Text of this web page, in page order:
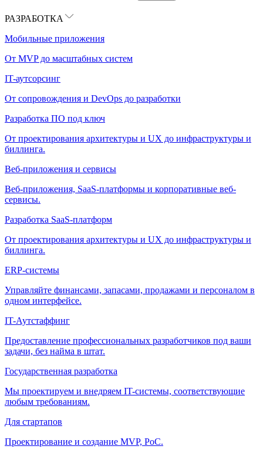
РАЗРАБОТКА
Мобильные приложения
От MVP до масштабных систем
IT-аутсорсинг
От сопровождения и DevOps до разработки
Разработка ПО под ключ
От проектирования архитектуры и UX до инфраструктуры и
биллинга.
Веб-приложения и сервисы
Веб-приложения, SaaS-платформы и корпоративные веб-
сервисы.
Разработка SaaS-платформ
От проектирования архитектуры и UX до инфраструктуры и
биллинга.
ERP-системы
Управляйте финансами, запасами, продажами и персоналом в
одном интерфейсе.
IT-Аутстаффинг
Предоставление профессиональных разработчиков под ваши
задачи, без найма в штат.
Государственная разработка
Мы проектируем и внедряем IT-системы, соответствующие
любым требованиям.
Для стартапов
Проектирование и создание MVP, PoC.